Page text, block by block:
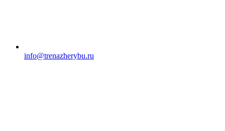
info@trenazherybu.ru